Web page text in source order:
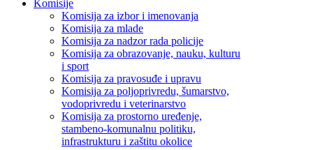
Komisije
Komisija za izbor i imenovanja
Komisija za mlade
Komisija za nadzor rada policije
Komisija za obrazovanje, nauku, kulturu
i sport
Komisija za pravosuđe i upravu
Komisija za poljoprivredu, šumarstvo,
vodoprivredu i veterinarstvo
Komisija za prostorno uređenje,
stambeno-komunalnu politiku,
infrastrukturu i zaštitu okolice